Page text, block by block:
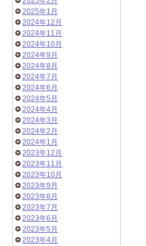
2025年1月
2024年12月
2024年11月
2024年10月
2024年9月
2024年8月
2024年7月
2024年6月
2024年5月
2024年4月
2024年3月
2024年2月
2024年1月
2023年12月
2023年11月
2023年10月
2023年9月
2023年8月
2023年7月
2023年6月
2023年5月
2023年4月